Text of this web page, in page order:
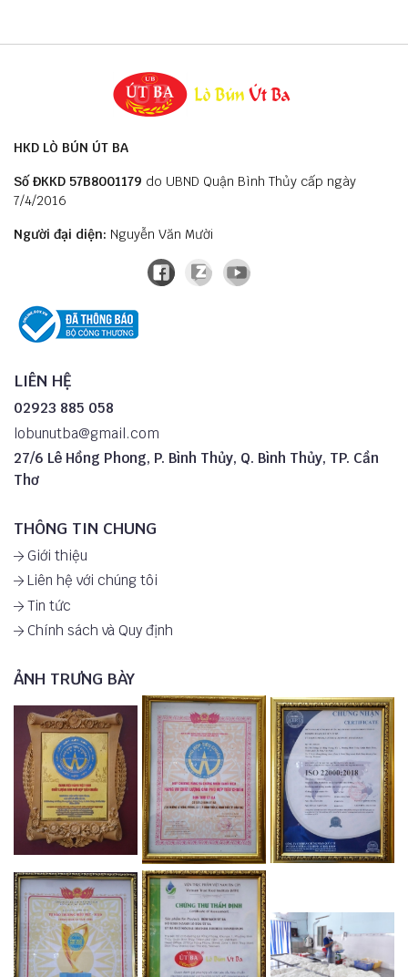
HKD LÒ BÚN ÚT BA
Số ĐKKD 57B8001179 do UBND Quận Bình Thủy cấp ngày
7/4/2016
Người đại diện: Nguyễn Văn Mười
LIÊN HỆ
02923 885 058
lobunutba@gmail.com
27/6 Lê Hồng Phong, P. Bình Thủy, Q. Bình Thủy, TP. Cần
Thơ
THÔNG TIN CHUNG
Giới thiệu
Liên hệ với chúng tôi
Tin tức
Chính sách và Quy định
ẢNH TRƯNG BÀY